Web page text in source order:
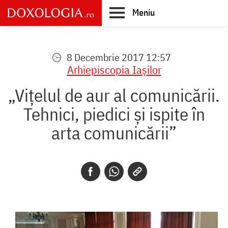
Skip
to
main
Meniu
8 Decembrie 2017 12:57
Arhiepiscopia Iaşilor
„Viţelul de aur al comunicării.
Tehnici, piedici şi ispite în
arta comunicării”